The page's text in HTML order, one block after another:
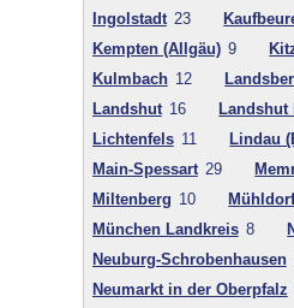
Ingolstadt 23
Kempten (Allgäu) 9
Kulmbach 12
Landshut 16 Landshut
Lichtenfels 11 Lindau
Main-Spessart 29
Miltenberg 10
München Landkreis 8
Neuburg-Schrobenhausen
Neumarkt in der Oberpfalz